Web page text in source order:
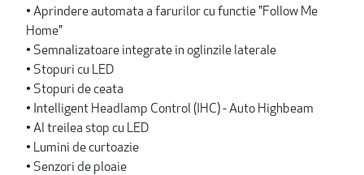
• Aprindere automata a farurilor cu functie "Follow Me
Home"
• Semnalizatoare integrate in oglinzile laterale
• Stopuri cu LED
• Stopuri de ceata
• Intelligent Headlamp Control (IHC) - Auto Highbeam
• Al treilea stop cu LED
• Lumini de curtoazie
• Senzori de ploaie